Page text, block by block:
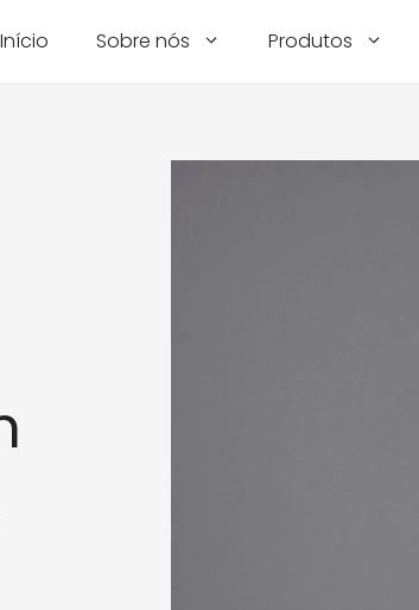
Início Sobre nós Produtos